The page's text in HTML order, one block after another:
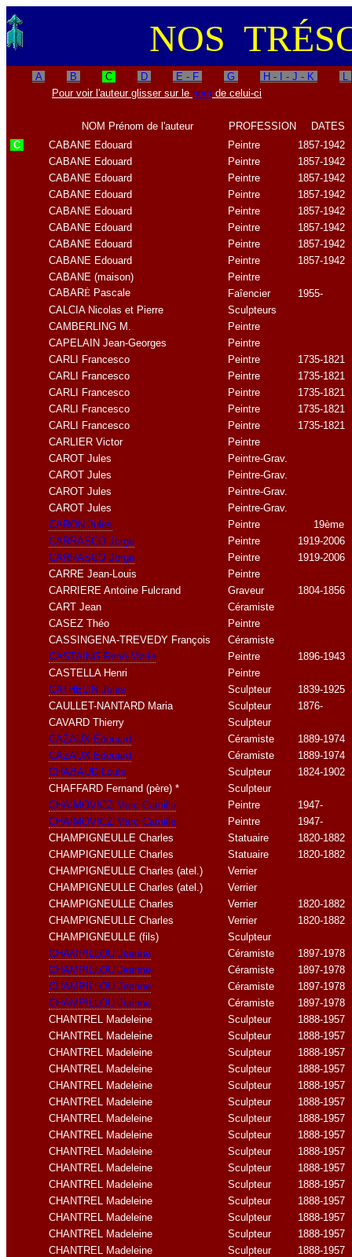
NOS
A B C D E - F G H - I - J - K
L
Pour voir l'auteur glisser sur le nom de celui-ci
NOM Prénom de l'auteur PROFESSION
DATES
C
CABANE Edouard Peintre
1857-1942
CABANE Edouard
Peintre
1857-1942
CABANE Edouard
Peintre
1857-1942
CABANE Edouard
Peintre
1857-1942
CABANE Edouard
Peintre
1857-1942
CABANE Edouard
Peintre
1857-1942
CABANE Edouard
Peintre
1857-1942
CABANE Edouard
Peintre
1857-1942
CABANE (maison)
Peintre
CABARĖ Pascale Faîencier
1955-
CALCIA Nicolas et Pierre
Sculpteurs
CAMBERLING M.
Peintre
CAPELAIN Jean-Georges
Peintre
CARLI Francesco
Peintre
1735-1821
CARLI Francesco
Peintre
1735-1821
CARLI Francesco
Peintre
1735-1821
CARLI Francesco
Peintre
1735-1821
CARLI Francesco
Peintre
1735-1821
CARLIER Victor
Peintre
CAROT Jules
Peintre-Grav.
CAROT Jules
Peintre-Grav.
CAROT Jules
Peintre-Grav.
CAROT Jules
Peintre-Grav.
CARON Jules
Peintre
19ème
CARRASCO Jorge
Peintre
1919-2006
CARRASCO Jorge
Peintre
1919-2006
CARRE Jean-Louis
Peintre
CARRIERE Antoine Fulcrand
Graveur
1804-1856
CART Jean
Céramiste
CASEZ Théo
Peintre
CASSINGENA-TREVEDY François
Céramiste
CASTAING René-Marie
Peintre
1896-1943
CASTELLA Henri
Peintre
CATHELIN Jules
Sculpteur
1839-1925
CAULLET-NANTARD Maria
Sculpteur
1876-
CAVARD Thierry
Sculpteur
CAZAUX Edouard
Céramiste
1889-1974
CAZAUX Edouard
Céramiste
1889-1974
CHABAUD Louis
Sculpteur
1824-1902
CHAFFARD Fernand (père) *
Sculpteur
CHAIMOVICZ Marc Camille
Peintre
1947-
CHAIMOVICZ Marc Camille
Peintre
1947-
CHAMPIGNEULLE Charles
Statuaire
1820-1882
CHAMPIGNEULLE Charles
Statuaire
1820-1882
CHAMPIGNEULLE Charles (atel.)
Verrier
CHAMPIGNEULLE Charles (atel.)
Verrier
CHAMPIGNEULLE Charles
Verrier
1820-1882
CHAMPIGNEULLE Charles
Verrier
1820-1882
CHAMPIGNEULLE (fils)
Sculpteur
CHAMPILLOU Jeanne
Céramiste
1897-1978
CHAMPILLOU Jeanne
Céramiste
1897-1978
CHAMPILLOU Jeanne
Céramiste
1897-1978
CHAMPILLOU Jeanne
Céramiste
1897-1978
CHANTREL Madeleine
Sculpteur
1888-1957
CHANTREL Madeleine
Sculpteur
1888-1957
CHANTREL Madeleine
Sculpteur
1888-1957
CHANTREL Madeleine
Sculpteur
1888-1957
CHANTREL Madeleine
Sculpteur
1888-1957
CHANTREL Madeleine
Sculpteur
1888-1957
CHANTREL Madeleine
Sculpteur
1888-1957
CHANTREL Madeleine
Sculpteur
1888-1957
CHANTREL Madeleine
Sculpteur
1888-1957
CHANTREL Madeleine
Sculpteur
1888-1957
CHANTREL Madeleine
Sculpteur
1888-1957
CHANTREL Madeleine
Sculpteur
1888-1957
CHANTREL Madeleine
Sculpteur
1888-1957
CHANTREL Madeleine
Sculpteur
1888-1957
CHANTREL Madeleine
Sculpteur
1888-1957